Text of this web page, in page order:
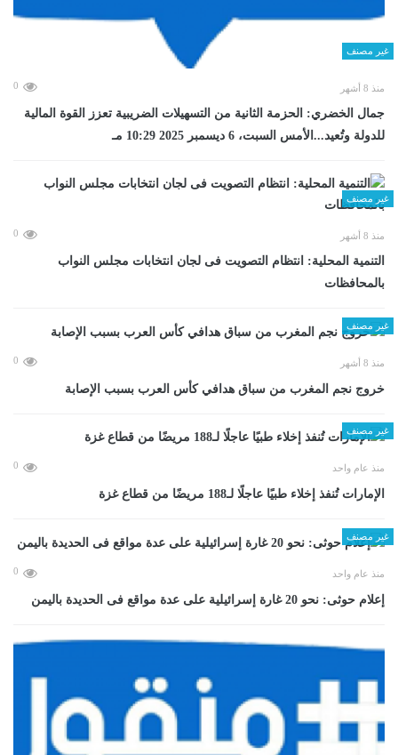
غير مصنف
منذ 8 أشهر 0
جمال الخضري: الحزمة الثانية من التسهيلات الضريبية تعزز القوة المالية
للدولة وتُعيد...الأمس السبت، 6 ديسمبر 2025 10:29 مـ
غير مصنف
منذ 8 أشهر 0
التنمية المحلية: انتظام التصويت فى لجان انتخابات مجلس النواب
بالمحافظات
غير مصنف
منذ 8 أشهر 0
خروج نجم المغرب من سباق هدافي كأس العرب بسبب الإصابة
غير مصنف
منذ عام واحد 0
الإمارات تُنفذ إخلاء طبيًا عاجلًا لـ188 مريضًا من قطاع غزة
غير مصنف
منذ عام واحد 0
إعلام حوثى: نحو 20 غارة إسرائيلية على عدة مواقع فى الحديدة باليمن